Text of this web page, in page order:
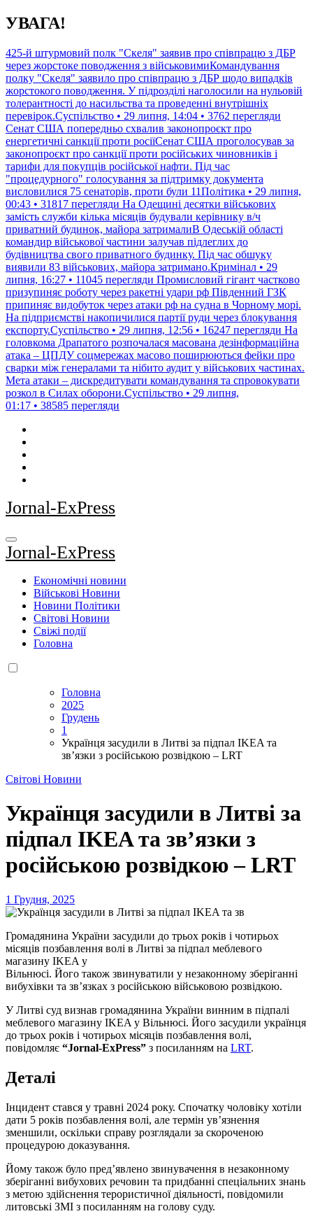
Перейти
до
УВАГА!
425-й штурмовий полк "Скеля" заявив про співпрацю з ДБР
через жорстоке поводження з військовимиКомандування
полку "Скеля" заявило про співпрацю з ДБР щодо випадків
жорстокого поводження. У підрозділі наголосили на нульовій
толерантності до насильства та проведенні внутрішніх
перевірок.Суспільство • 29 липня, 14:04 • 3762 перегляди
Сенат США попередньо схвалив законопроєкт про
енергетичні санкції проти росіїСенат США проголосував за
законопроєкт про санкції проти російських чиновників і
тарифи для покупців російської нафти. Під час
"процедурного" голосування за підтримку документа
висловилися 75 сенаторів, проти були 11Політика • 29 липня,
00:43 • 31817 перегляди На Одещині десятки військових
замість служби кілька місяців будували керівнику в/ч
приватний будинок, майора затрималиВ Одеській області
командир військової частини залучав підлеглих до
будівництва свого приватного будинку. Під час обшуку
виявили 83 військових, майора затримано.Кримінал • 29
липня, 16:27 • 11045 перегляди Промисловий гігант частково
призупиняє роботу через ракетні удари рф Південний ГЗК
припиняє видобуток через атаки рф на судна в Чорному морі.
На підприємстві накопичилися партії руди через блокування
експорту.Суспільство • 29 липня, 12:56 • 16247 перегляди На
головкома Драпатого розпочалася масована дезінформаційна
атака – ЦПДУ соцмережах масово поширюються фейки про
сварки між генералами та нібито аудит у військових частинах.
Мета атаки – дискредитувати командування та спровокувати
розкол в Силах оборони.Суспільство • 29 липня,
01:17 • 38585 перегляди
Jornal-ExPress
Jornal-ExPress
Економічні новини
Військові Новини
Новини Політики
Світові Новини
Свіжі події
Головна
Головна
2025
Грудень
1
Українця засудили в Литві за підпал IKEA та
зв’язки з російською розвідкою – LRT
Світові Новини
Українця засудили в Литві за
підпал IKEA та зв’язки з
російською розвідкою – LRT
1 Грудня, 2025
Громадянина України засудили до трьох років і чотирьох
місяців позбавлення волі в Литві за підпал меблевого
магазину IKEA у
Вільнюсі. Його також звинуватили у незаконному зберіганні
вибухівки та зв’язках з російською військовою розвідкою.
У Литві суд визнав громадянина України винним в підпалі
меблевого магазину IKEA у Вільнюсі. Його засудили українця
до трьох років і чотирьох місяців позбавлення волі,
повідомляє “Jornal-ExPress” з посиланням на LRT.
Деталі
Інцидент стався у травні 2024 року. Спочатку чоловіку хотіли
дати 5 років позбавлення волі, але термін ув’язнення
зменшили, оскільки справу розглядали за скороченою
процедурою доказування.
Йому також було пред’явлено звинувачення в незаконному
зберіганні вибухових речовин та придбанні спеціальних знань
з метою здійснення терористичної діяльності, повідомили
литовські ЗМІ з посиланням на голову суду.